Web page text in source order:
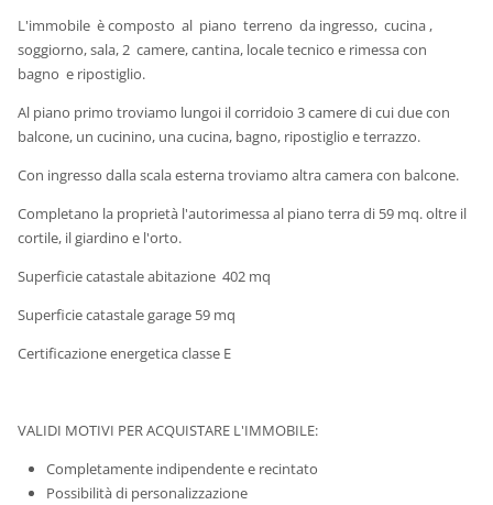
L'immobile è composto al piano terreno da ingresso, cucina ,
soggiorno, sala, 2 camere, cantina, locale tecnico e rimessa con
bagno e ripostiglio.
Al piano primo troviamo lungoi il corridoio 3 camere di cui due con
balcone, un cucinino, una cucina, bagno, ripostiglio e terrazzo.
Con ingresso dalla scala esterna troviamo altra camera con balcone.
Completano la proprietà l'autorimessa al piano terra di 59 mq. oltre il
cortile, il giardino e l'orto.
Superficie catastale abitazione 402 mq
Superficie catastale garage 59 mq
Certificazione energetica classe E
VALIDI MOTIVI PER ACQUISTARE L'IMMOBILE:
Completamente indipendente e recintato
Possibilità di personalizzazione